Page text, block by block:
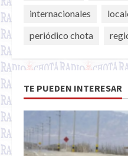
internacionales
periódico chota
TE PUEDEN INTERESAR